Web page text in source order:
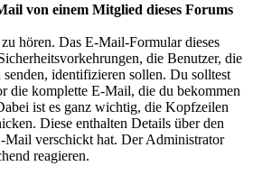
von einem Mitglied dieses Forums
hören. Das E-Mail-Formular dieses
die Benutzer, die
identifizieren sollen. Du solltest
die komplette E-Mail, die du bekommen
ist es ganz wichtig, die Kopfzeilen
Diese enthalten Details über den
Mail verschickt hat. Der Administrator
reagieren.